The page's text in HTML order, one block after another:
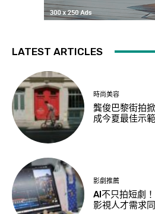
LATEST ARTICLES
時尚美容
龔俊巴黎街拍
成今夏最佳示範
影劇推薦
AI不只拍短劇
影視人才需求